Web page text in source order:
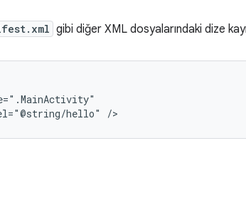
gibi diğer XML dosyalarındaki dize
hello"
/>